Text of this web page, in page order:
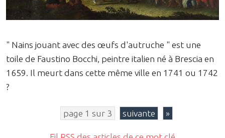
" Nains jouant avec des œufs d'autruche " est une
toile de Faustino Bocchi, peintre italien né à Brescia en
1659. Il meurt dans cette même ville en 1741 ou 1742
?
page 1 sur 3 suivante »